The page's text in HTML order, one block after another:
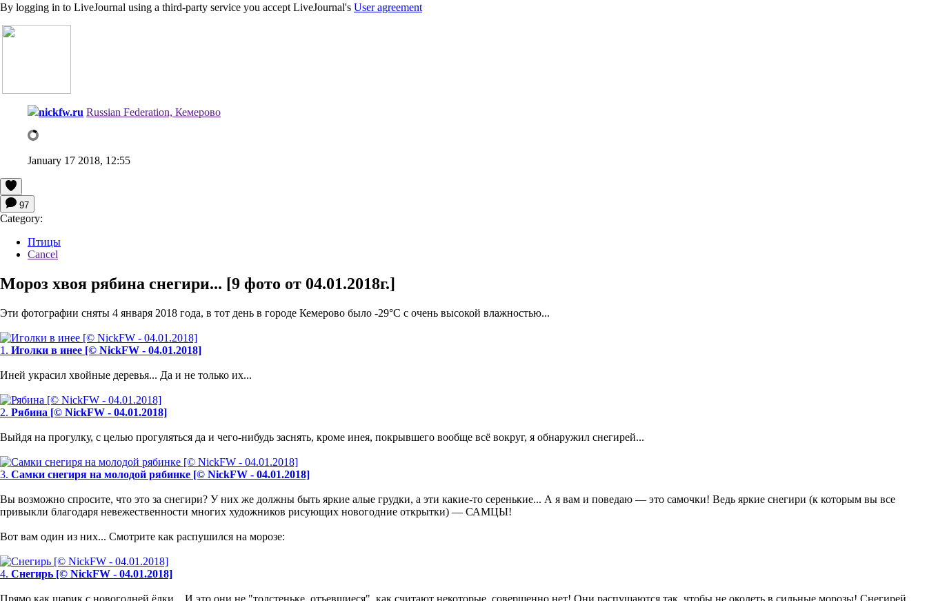
By logging in to LiveJournal using a third-party service you accept LiveJournal's User agreement
nickfw.ru Russian Federation, Кемерово
January 17 2018, 12:55
97
Category:
Птицы
Cancel
Мороз хвоя рябина снегири... [9 фото от 04.01.2018г.]
Эти фотографии сняты 4 января 2018 года, в тот день в городе Кемерово было -29°С с очень высокой влажностью...
1. Иголки в инее [© NickFW - 04.01.2018]
Иней украсил хвойные деревья... Да и не только их...
2. Рябина [© NickFW - 04.01.2018]
Выйдя на прогулку, с целью прогуляться да и чего-нибудь заснять, кроме инея, покрывшего вообще всё вокруг, я обнаружил снегирей...
3. Самки снегиря на молодой рябинке [© NickFW - 04.01.2018]
Вы возможно спросите, что это за снегири? У них же должны быть яркие алые грудки, а эти какие-то серенькие... А я вам и поведаю — это самочки! Ведь яркие снегири (к которым вы все
привыкли благодаря невежественности многих художников рисующих новогодние открытки) — САМЦЫ!
Вот вам один из них... Смотрите как распушился на морозе:
4. Снегирь [© NickFW - 04.01.2018]
Прямо как шарик с новогодней ёлки... И это они не "толстеньке, отъевшиеся", как считают некоторые, совершенно нет! Они распушаются так, чтобы не околеть в сильные морозы! Снегирей